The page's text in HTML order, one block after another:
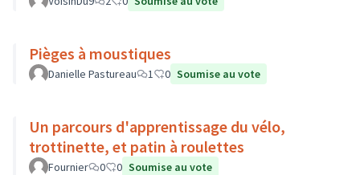
Pièges à moustiques
Danielle Pastureau 1 0 Soumise au vote
Un parcours d'apprentissage du vélo,
trottinette, et patin à roulettes
Fournier 0 0 Soumise au vote